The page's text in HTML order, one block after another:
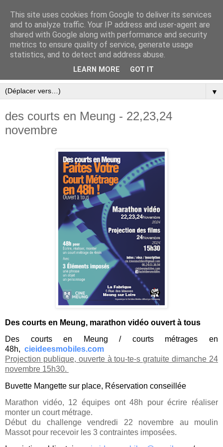
▼
des courts en Meung - 22,23,24
novembre
Des courts en Meung, marathon vidéo ouvert à tous
Des courts en Meung / courts métrages en
48h, cieideesmobiles.com
Projection publique, ouverte à tou-te-s gratuite dimanche 24
novembre 15h30.
Buvette Mangette sur place, Réservation conseillée
Marathon vidéo, 12 équipes ont 48h pour écrire réaliser
monter un court métrage.
Début du challenge vendredi 22 novembre au moulin
Massot pour recevoir les 3 contraintes imposées.
This site uses cookies from Google to deliver its services
and to analyze traffic. Your IP address and user-agent are
shared with Google along with performance and security
metrics to ensure quality of service, generate usage
statistics, and to detect and address abuse.
LEARN MORE GOT IT